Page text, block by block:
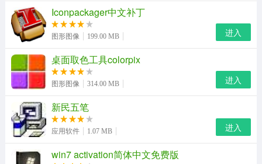
我给你带了包子，就是有点凉
而且只有一个包子
我爱你，不要讨厌我，好吗
不要嫌弃我，好吗？我还会努力的
我洗干净再来见你
我洗干净来见你了
我其实也很可爱的
Iconpackager中文补丁
图形图像 199.00 MB 进入
桌面取色工具colorpix
图形图像 314.00 MB 进入
新民五笔
应用软件 1.07 MB 进入
win7 activation简体中文免费版